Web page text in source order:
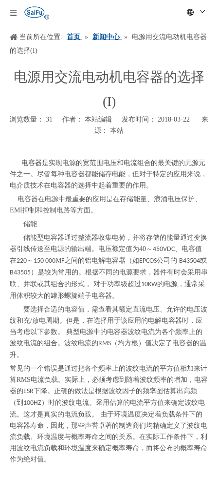
当前所在位置: 首页 » 新闻中心 »
电源用交流电动机电容器
的选择(I)
电源用交流电动机电容器的选择
(I)
浏览数量： 31 作者： 本站编辑 发布时间： 2018-03-22 来
源： 本站
电容器是实现电源的宽范围电压和电流组合的最关键的无源元
件之一。尽管每种电容器都能储存电能，但对于特定的应用来说，
电介质技术在电容器的选择中起着重要的作用。
电容器在电源中最重要的应用是在存储能量、浪涌电压保护、
EMI抑制和控制电路等方面。
储能
储能型电容器通过整流器收集电荷，并将存储的能量通过变换
器引线传送至电源的输出端。电压额定值为40 ～ 450VDC、电容值
在220 ～ 150 000ΜF之间的铝电解电容器（如EPCOS公司的 B43504或
B43505）是较为常用的。根据不同的电源要求，器件有时会采用串
联、并联或其组合的形式， 对于功率级超过10KW的电源，通常采
用体积较大的罐形螺旋端子电容器。
要选择合适的电容值，需查看其额定直流电压、允许的电压波
纹和充/放电周期。但是，在选择用于该应用的电解电容器时，应
当考虑以下参数。 典型电源中的电容器波纹电流为各个频率上的
波纹电流的组合。波纹电流的RMS （均方根）值决定了电容器的温
升。
常见的一个错误是通过把各个频率上的波纹电流的平方值相加来计
算RMS电流负载。实际上，必须考虑到随着波纹频率的增加，电容
器的ESR下降。正确的做法是根据波纹因子的频率图估算出高频
（到 100HZ）时的波纹电流。采用估算的电流平方值来确定波纹电
流。这才是真实的电流负载。 由于环境温度决定着负载条件下的
电容器寿命，因此，那些声誉卓著的制造商们均精确定义了波纹电
流负载、环境温度与概率寿命之间的关系。在实际工作条件下，利
用波纹电流负载和环境温度来确定概率寿命，而将公布的概率寿命
作为绝对值。